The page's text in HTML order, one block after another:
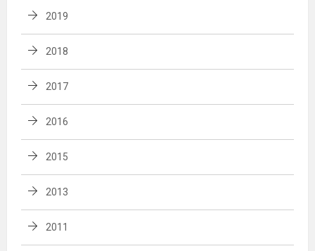
2019
2018
2017
2016
2015
2013
2011